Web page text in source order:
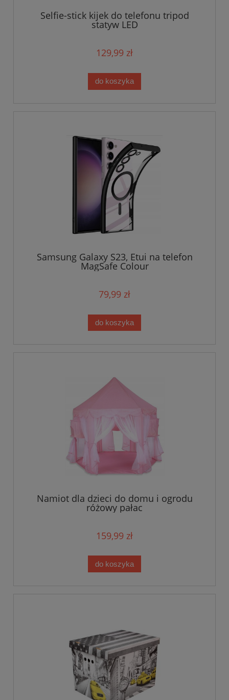
Selfie-stick kijek do telefonu tripod
statyw LED
129,99 zł
do koszyka
Samsung Galaxy S23, Etui na telefon
MagSafe Colour
79,99 zł
do koszyka
Namiot dla dzieci do domu i ogrodu
różowy pałac
159,99 zł
do koszyka